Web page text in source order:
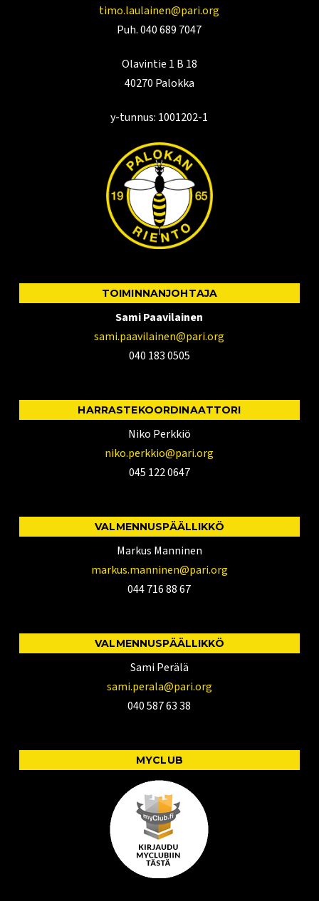
timo.laulainen@pari.org
Puh. 040 689 7047
Olavintie 1 B 18
40270 Palokka
y-tunnus: 1001202-1
TOIMINNANJOHTAJA
Sami Paavilainen
sami.paavilainen@pari.org
040 183 0505
HARRASTEKOORDINAATTORI
Niko Perkkiö
niko.perkkio@pari.org
045 122 0647
VALMENNUSPÄÄLLIKKÖ
Markus Manninen
markus.manninen@pari.org
044 716 88 67
VALMENNUSPÄÄLLIKKÖ
Sami Perälä
sami.perala@pari.org
040 587 63 38
MYCLUB